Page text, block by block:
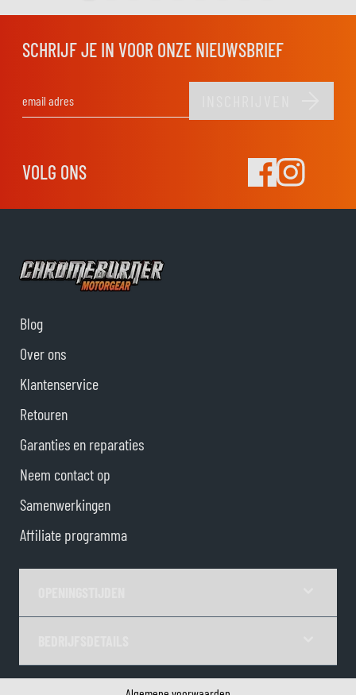
SCHRIJF JE IN VOOR ONZE NIEUWSBRIEF
VOLG ONS
Blog
Over ons
Klantenservice
Retouren
Garanties en reparaties
Neem contact op
Samenwerkingen
Affiliate programma